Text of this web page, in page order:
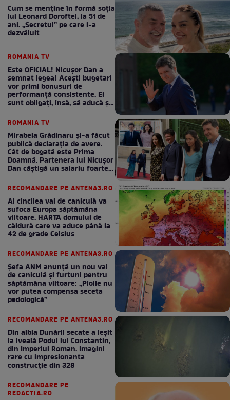
Cum se menţine în formă soţia
lui Leonard Doroftei, la 51 de
ani. „Secretul” pe care l-a
dezvăluit
ROMANIA TV
Este OFICIAL! Nicușor Dan a
semnat legea! Acești bugetari
vor primi bonusuri de
performanță consistente. Ei
sunt obligați, însă, să aducă și
ROMANIA TV
Mirabela Grădinaru și-a făcut
publică declarația de avere.
Cât de bogată este Prima
Doamnă. Partenera lui Nicușor
Dan câștigă un salariu foarte
RECOMANDARE PE ANTENA3.RO
Al cincilea val de caniculă va
sufoca Europa săptămâna
viitoare. HARTA domului de
căldură care va aduce până la
42 de grade Celsius
RECOMANDARE PE ANTENA3.RO
Șefa ANM anunță un nou val
de caniculă și furtuni pentru
săptămâna viitoare: „Ploile nu
vor putea compensa seceta
pedologică”
RECOMANDARE PE ANTENA3.RO
Din albia Dunării secate a ieșit
la iveală Podul lui Constantin,
din Imperiul Roman. Imagini
rare cu impresionanta
construcție din 328
RECOMANDARE PE
REDACTIA.RO